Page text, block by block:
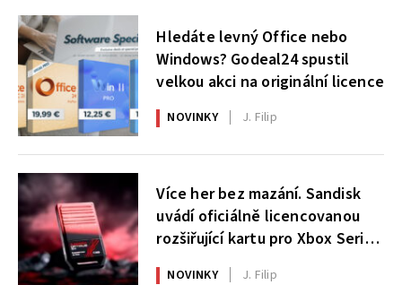
Hledáte levný Office nebo
Windows? Godeal24 spustil
velkou akci na originální licence
NOVINKY J. Filip
Více her bez mazání. Sandisk
uvádí oficiálně licencovanou
rozšiřující kartu pro Xbox Series
X|S
NOVINKY J. Filip